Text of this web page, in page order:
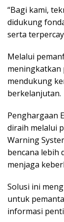
“Bagi kami,
didukung
serta
Melalui
meningkatkan
mendukung
berkelanjutan.
Penghargaan
diraih melalui
Warning
bencana lebih
menjaga
Solusi ini
untuk
informasi